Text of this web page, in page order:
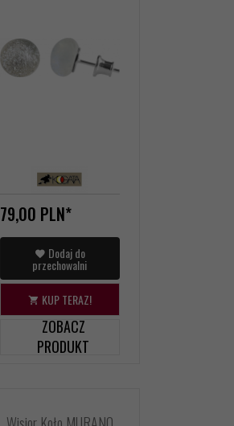
79,00 PLN*
Dodaj do
przechowalni
KUP TERAZ!
ZOBACZ
PRODUKT